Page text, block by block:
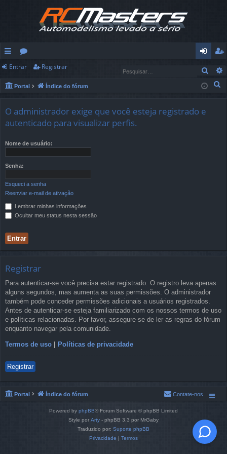
in
ks
pi
os
ór
u
nt
ra
eg
ist
Entrar Registrar
Portal Índice do fórum
O administrador exige que você esteja registrado e
autenticado para visualizar perfis.
Nome de usuário:
Senha:
Esqueci a senha
Reenviar e-mail de ativação
Lembrar minhas informações
Ocultar meu status nesta sessão
Registrar
Para autenticar-se você precisa estar registrado. O registro leva apenas
alguns segundos, mas aumenta as suas permissões. O administrador
também pode conceder permissões adicionais a usuários registrados.
Antes de autenticar-se esteja familiarizado com os nossos termos de uso
e políticas relacionadas. Por favor, assegure-se de ler as regras do fórum
enquanto navegar pela comunidade.
Termos de uso | Políticas de privacidade
Registrar
Portal Índice do fórum Contate-nos
Powered by phpBB® Forum Software © phpBB Limited
Style por Arty - phpBB 3.3 por MrGaby
Traduzido por: Suporte phpBB
Privacidade | Termos